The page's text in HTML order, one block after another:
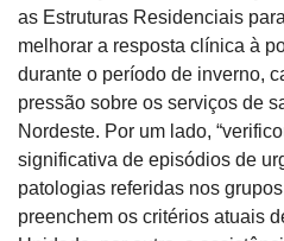
as Estruturas Residenciais
melhorar a resposta clínica à
durante o período de inverno,
pressão sobre os serviços de
Nordeste. Por um lado,
significativa de episódios de
patologias referidas nos
preenchem os critérios atuais